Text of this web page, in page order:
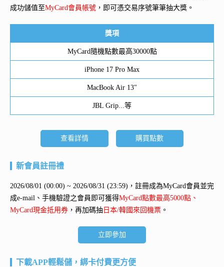
成功儲值至MyCard會員帳號 ，即可憑交易序號筆筆抽大獎。
獎項
MyCard隨機點數最高30000點
iPhone 17 Pro Max
MacBook Air 13"
JBL Grip...等
查看詳情 購買點數
新會員註冊禮
2026/08/01 (00:00) ~ 2026/08/31 (23:59)，註冊成為MyCard會員並完
成e-mail、手機驗證之會員即可獲得MyCard點數最高5000點、
MyCard現金抵用券 ，再加碼抽 日本/韓國來回機票 。
立即參加
下載APP輕鬆儲，綁卡付費更方便